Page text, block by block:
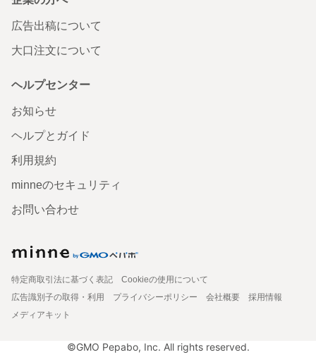
広告出稿について
大口注文について
ヘルプセンター
お知らせ
ヘルプとガイド
利用規約
minneのセキュリティ
お問い合わせ
特定商取引法に基づく表記
Cookieの使用について
広告識別子の取得・利用
プライバシーポリシー 会社概要
採用情報
メディアキット
©GMO Pepabo, Inc. All rights reserved.